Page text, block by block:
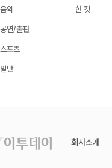
음악
공연/출판
스포츠
일반
한 컷
회사소개